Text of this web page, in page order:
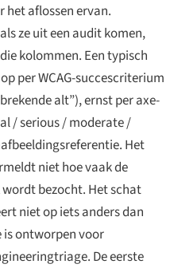
aflossen ervan.
ze uit een audit komen,
kolommen. Een typisch
per WCAG-succescriterium
alt”), ernst per axe-
/ serious / moderate /
Het
niet hoe vaak de
bezocht. Het schat
niet op iets anders dan
is ontworpen voor
De eerste